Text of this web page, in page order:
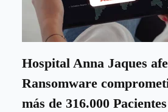
Hospital Anna Jaques
Ransomware
más de 316.000 Pacientes